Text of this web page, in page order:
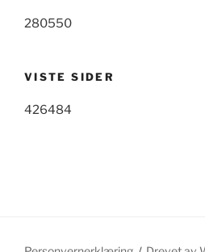
280550
VISTE SIDER
426484